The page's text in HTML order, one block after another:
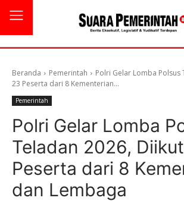
Beranda Pemerintah
Polri Gelar Lomba Polsus
23 Peserta dari 8 Kementerian...
Pemerintah
Polri Gelar Lomba
Teladan 2026,
Peserta dari 8
dan Lembaga